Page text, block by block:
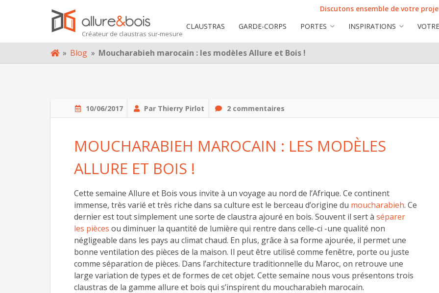
Créateur de claustras sur-mesure
Discutons ensemble de votre
CLAUSTRAS GARDE-CORPS PORTES INSPIRATIONS
» Blog » Moucharabieh marocain : les modèles Allure et Bois !
10/06/2017 Par Thierry Pirlot 2 commentaires
MOUCHARABIEH MAROCAIN : LES MODÈLES
ALLURE ET BOIS !
Cette semaine Allure et Bois vous invite à un voyage au nord de l’Afrique. Ce continent
immense, très varié et très riche dans sa culture est le berceau d’origine du moucharabieh. Ce
dernier est tout simplement une sorte de claustra ajouré en bois. Souvent il sert à séparer
les pièces ou diminuer la quantité de lumière qui rentre dans celle-ci -une qualité non
négligeable dans les pays au climat chaud. En plus, grâce à sa forme ajourée, il permet une
bonne ventilation des pièces de la maison. Il peut être utilisé comme fenêtre, porte ou juste
comme séparation de pièces. Dans l’architecture traditionnelle du Maroc, on retrouve une
large variation de types et de formes de cet objet. Cette semaine nous vous présentons trois
claustras de la gamme allure et bois qui s’inspirent du moucharabieh marocain.
PROJET